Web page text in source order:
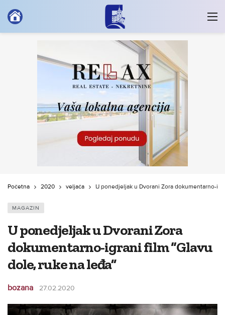
Početna 2020 veljača U ponedjeljak u Dvorani Zora dokumentarno-
MAGAZIN
U ponedjeljak u Dvorani Zora
dokumentarno-igrani film “Glavu
dole, ruke na leđa”
bozana 27.02.2020